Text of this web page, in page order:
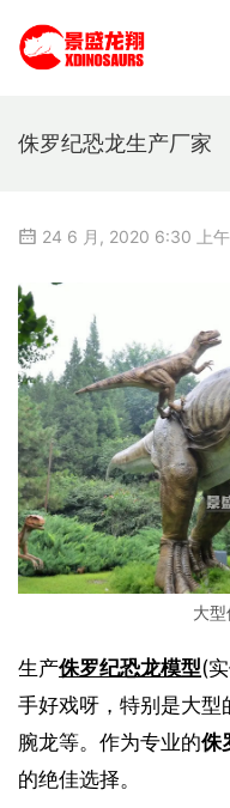
侏罗纪恐龙生产厂家
24 6 月, 2020 6:30 上午
大
生产侏罗纪恐龙模型(
手好戏呀，特别是大型
腕龙等。作为专业的侏
的绝佳选择。